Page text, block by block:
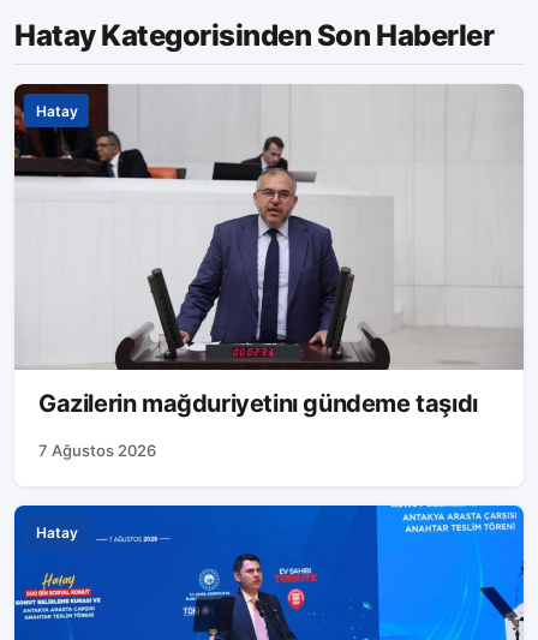
Hatay Kategorisinden Son Haberler
Hatay
Gazilerin mağduriyetinı gündeme taşıdı
7 Ağustos 2026
Hatay